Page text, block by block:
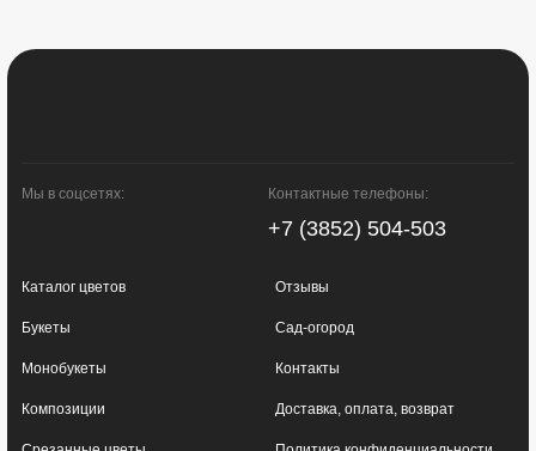
Каталог цветов
Букеты
Монобукеты
Композиции
Отзывы
Сад-огород
Контакты
Доставка, оплата, возврат
Мы в соцсетях: Контактные телефоны:
+7 (3852) 504-503